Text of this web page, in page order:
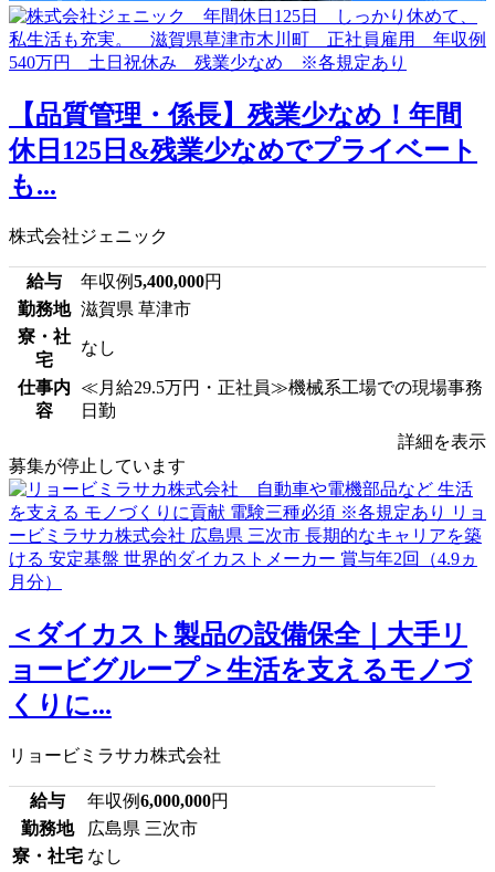
【品質管理・係長】残業少なめ！年間
休日125日&残業少なめでプライベート
も...
株式会社ジェニック
給与 年収例5,400,000円
勤務地 滋賀県 草津市
寮・社
宅
なし
仕事内
容
≪月給29.5万円・正社員≫機械系工場での現場事務
日勤
詳細を表示
募集が停止しています
＜ダイカスト製品の設備保全｜大手リ
ョービグループ＞生活を支えるモノづ
くりに...
リョービミラサカ株式会社
給与 年収例6,000,000円
勤務地
広島県 三次市
寮・社宅 なし